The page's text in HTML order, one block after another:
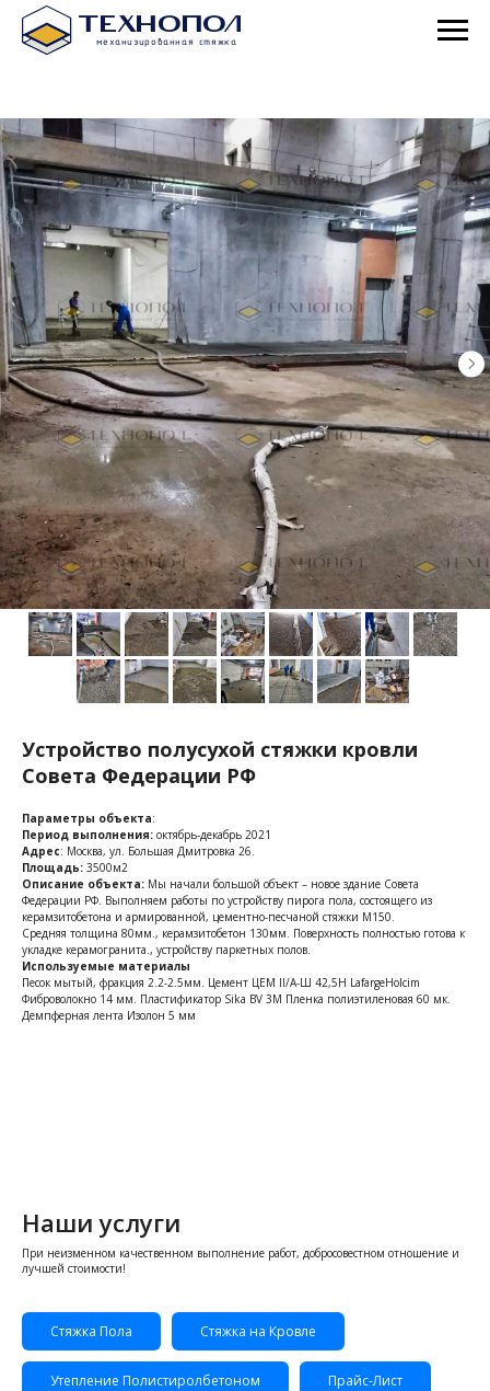
Устройство полусухой стяжки кровли
Совета Федерации РФ
Параметры объекта:
Период выполнения: октябрь-декабрь 2021
Адрес: Москва, ул. Большая Дмитровка 26.
Площадь: 3500м2
Описание объекта: Мы начали большой объект – новое здание Совета
Федерации РФ. Выполняем работы по устройству пирога пола, состоящего из
керамзитобетона и армированной, цементно-песчаной стяжки М150.
Средняя толщина 80мм., керамзитобетон 130мм. Поверхность полностью готова к
укладке керамогранита., устройству паркетных полов.
Используемые материалы
Песок мытый, фракция 2.2-2.5мм. Цемент ЦЕМ II/A-Ш 42,5Н LafargeHolcim
Фиброволокно 14 мм. Пластификатор Sika BV 3M Пленка полиэтиленовая 60 мк.
Демпферная лента Изолон 5 мм
Наши услуги
При неизменном качественном выполнение работ, добросовестном отношение и
лучшей стоимости!
Стяжка Пола Стяжка на Кровле
Утепление Полистиролбетоном Прайс-Лист